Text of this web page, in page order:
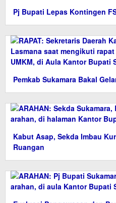
Pj Bupati Lepas Kontingen
Pemkab Sukamara Bakal
Kabut Asap, Sekda Imbau
Ruangan